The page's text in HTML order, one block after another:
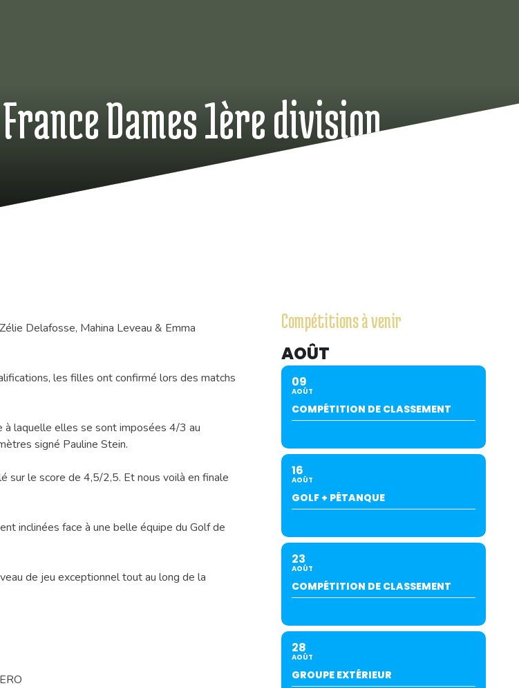
France Dames 1ère division
Delafosse, Mahina Leveau & Emma
les filles ont confirmé lors des matchs
à laquelle elles se sont imposées 4/3 au
signé Pauline Stein.
sur le score de 4,5/2,5. Et nous voilà en finale
inclinées face à une belle équipe du Golf de
de jeu exceptionnel tout au long de la
Compétitions à venir
AOÛT
09
AOÛT
COMPÉTITION DE CLASSEMENT
16
AOÛT
GOLF + PÉTANQUE
23
AOÛT
COMPÉTITION DE CLASSEMENT
28
AOÛT
GROUPE EXTÉRIEUR